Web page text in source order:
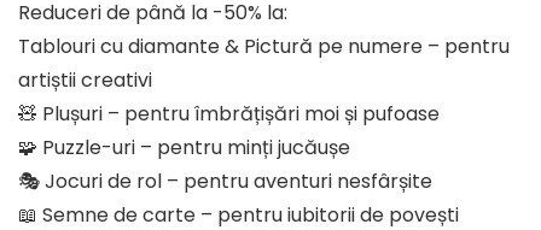
Reduceri de până la -50% la:
Tablouri cu diamante & Pictură pe numere – pentru
artiștii creativi
🧸 Plușuri – pentru îmbrățișări moi și pufoase
🧩 Puzzle-uri – pentru minți jucăușe
🎭 Jocuri de rol – pentru aventuri nesfârșite
📖 Semne de carte – pentru iubitorii de povești